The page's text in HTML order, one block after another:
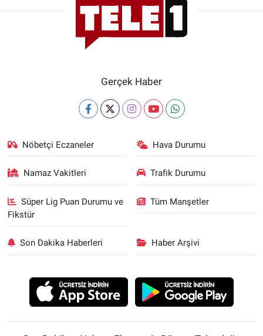
Gerçek Haber
Nöbetçi Eczaneler Hava Durumu
Namaz Vakitleri Trafik Durumu
Süper Lig Puan Durumu ve
Fikstür
Tüm Manşetler
Son Dakika Haberleri Haber Arşivi